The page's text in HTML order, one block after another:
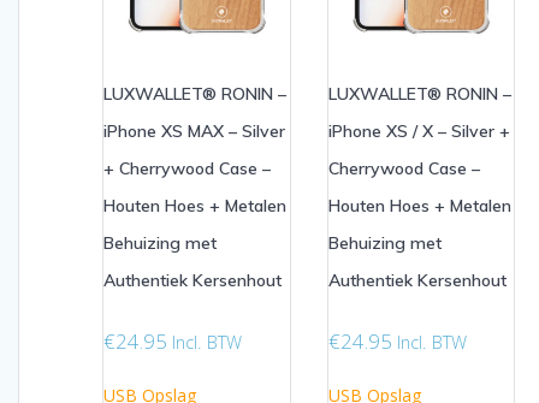
LUXWALLET® RONIN –
iPhone XS MAX – Silver
+ Cherrywood Case –
Houten Hoes + Metalen
Behuizing met
Authentiek Kersenhout
€24.95 Incl. BTW
USB Opslag
LUXWALLET® RONIN –
iPhone XS / X – Silver +
Cherrywood Case –
Houten Hoes + Metalen
Behuizing met
Authentiek Kersenhout
€24.95 Incl. BTW
USB Opslag